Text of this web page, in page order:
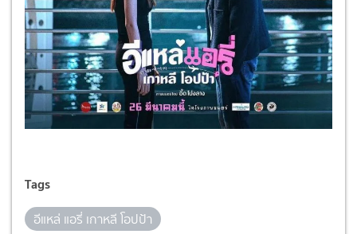
Tags
อีแหล่ แอรี่ เกาหลี โอปป้า